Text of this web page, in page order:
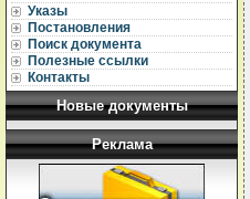
Указы
Постановления
Поиск документа
Полезные ссылки
Контакты
Новые документы
Реклама